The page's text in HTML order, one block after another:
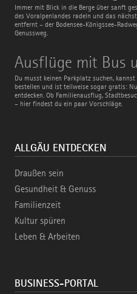
Immer mit Blick in die Berge über sanft
des Voralpenlandes radeln und das
entfernt – der Bodensee-Königssee-
Genussweg.
Radweg
Ausflüge mit Bus
Du musst keinen Parkplatz suchen,
bestellen und ist teilweise sogar gratis:
entdecken. Ob Familienausflug,
– hier findest du ein paar Vorschläge.
Ausflüge
mit
Bus
und
Bahn
ALLGÄU ENTDECKEN
Draußen sein
Gesundheit & Genuss
Familienzeit
Kultur spüren
Leben & Arbeiten
BUSINESS-PORTAL